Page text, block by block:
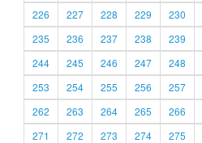
226
227 228 229 230
235
236 237 238 239
244
245 246 247 248
253
254 255 256 257
262
263 264 265 266
271
272 273 274 275